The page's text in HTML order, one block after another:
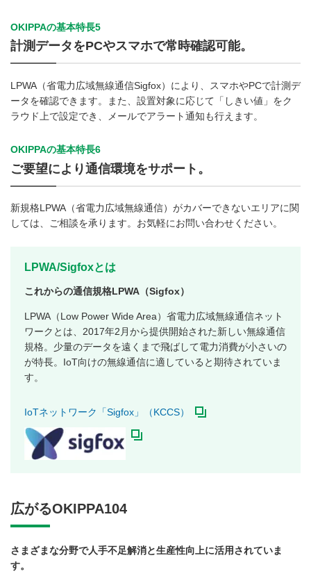
OKIPPAの基本特長5
計測データをPCやスマホで常時確認可能。
LPWA（省電力広域無線通信Sigfox）により、スマホやPCで計測デ
ータを確認できます。また、設置対象に応じて「しきい値」をク
ラウド上で設定でき、メールでアラート通知も行えます。
OKIPPAの基本特長6
ご要望により通信環境をサポート。
新規格LPWA（省電力広域無線通信）がカバーできないエリアに関
しては、ご相談を承ります。お気軽にお問い合わせください。
LPWA/Sigfoxとは
これからの通信規格LPWA（Sigfox）
LPWA（Low Power Wide Area）省電力広域無線通信ネット
ワークとは、2017年2月から提供開始された新しい無線通信
規格。少量のデータを遠くまで飛ばして電力消費が小さいの
が特長。IoT向けの無線通信に適していると期待されていま
す。
IoTネットワーク「Sigfox」（KCCS）
広がるOKIPPA104
さまざまな分野で人手不足解消と生産性向上に活用されていま
す。